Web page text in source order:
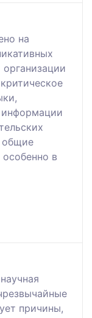
на
информации
общие
в
причины,